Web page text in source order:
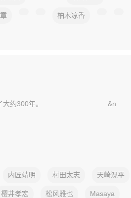
柚木凉香
终结后过了大约300年。 &n
内匠靖明 村田太志 天崎滉平
樱井孝宏 松风雅也 Masaya